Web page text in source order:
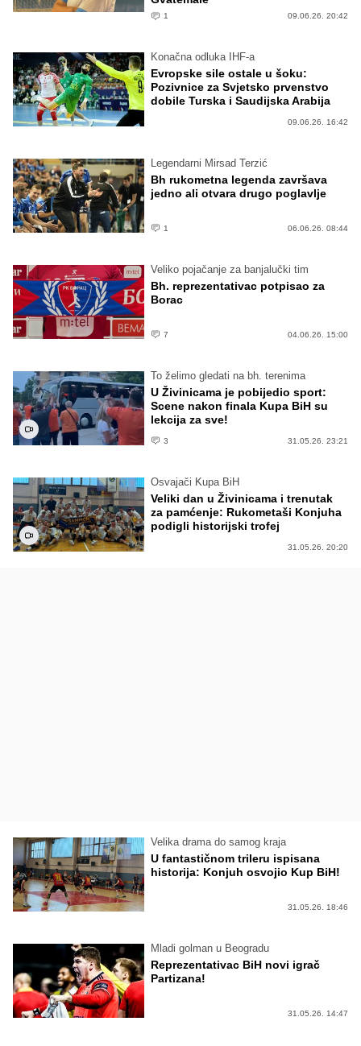
1 09.06.26. 20:42
Konačna odluka IHF-a
Evropske sile ostale u šoku:
Pozivnice za Svjetsko prvenstvo
dobile Turska i Saudijska Arabija
09.06.26. 16:42
Legendarni Mirsad Terzić
Bh rukometna legenda završava
jedno ali otvara drugo poglavlje
1 06.06.26. 08:44
Veliko pojačanje za banjalučki tim
Bh. reprezentativac potpisao za
Borac
7 04.06.26. 15:00
To želimo gledati na bh. terenima
U Živinicama je pobijedio sport:
Scene nakon finala Kupa BiH su
lekcija za sve!
3 31.05.26. 23:21
Osvajači Kupa BiH
Veliki dan u Živinicama i trenutak
za pamćenje: Rukometaši Konjuha
podigli historijski trofej
31.05.26. 20:20
Velika drama do samog kraja
U fantastičnom trileru ispisana
historija: Konjuh osvojio Kup BiH!
31.05.26. 18:46
Mladi golman u Beogradu
Reprezentativac BiH novi igrač
Partizana!
31.05.26. 14:47